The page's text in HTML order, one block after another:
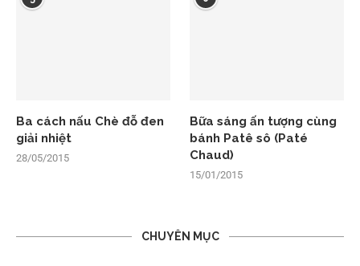
Ba cách nấu Chè đỗ đen
giải nhiệt
28/05/2015
Bữa sáng ấn tượng cùng
bánh Patê sô (Paté
Chaud)
15/01/2015
CHUYÊN MỤC